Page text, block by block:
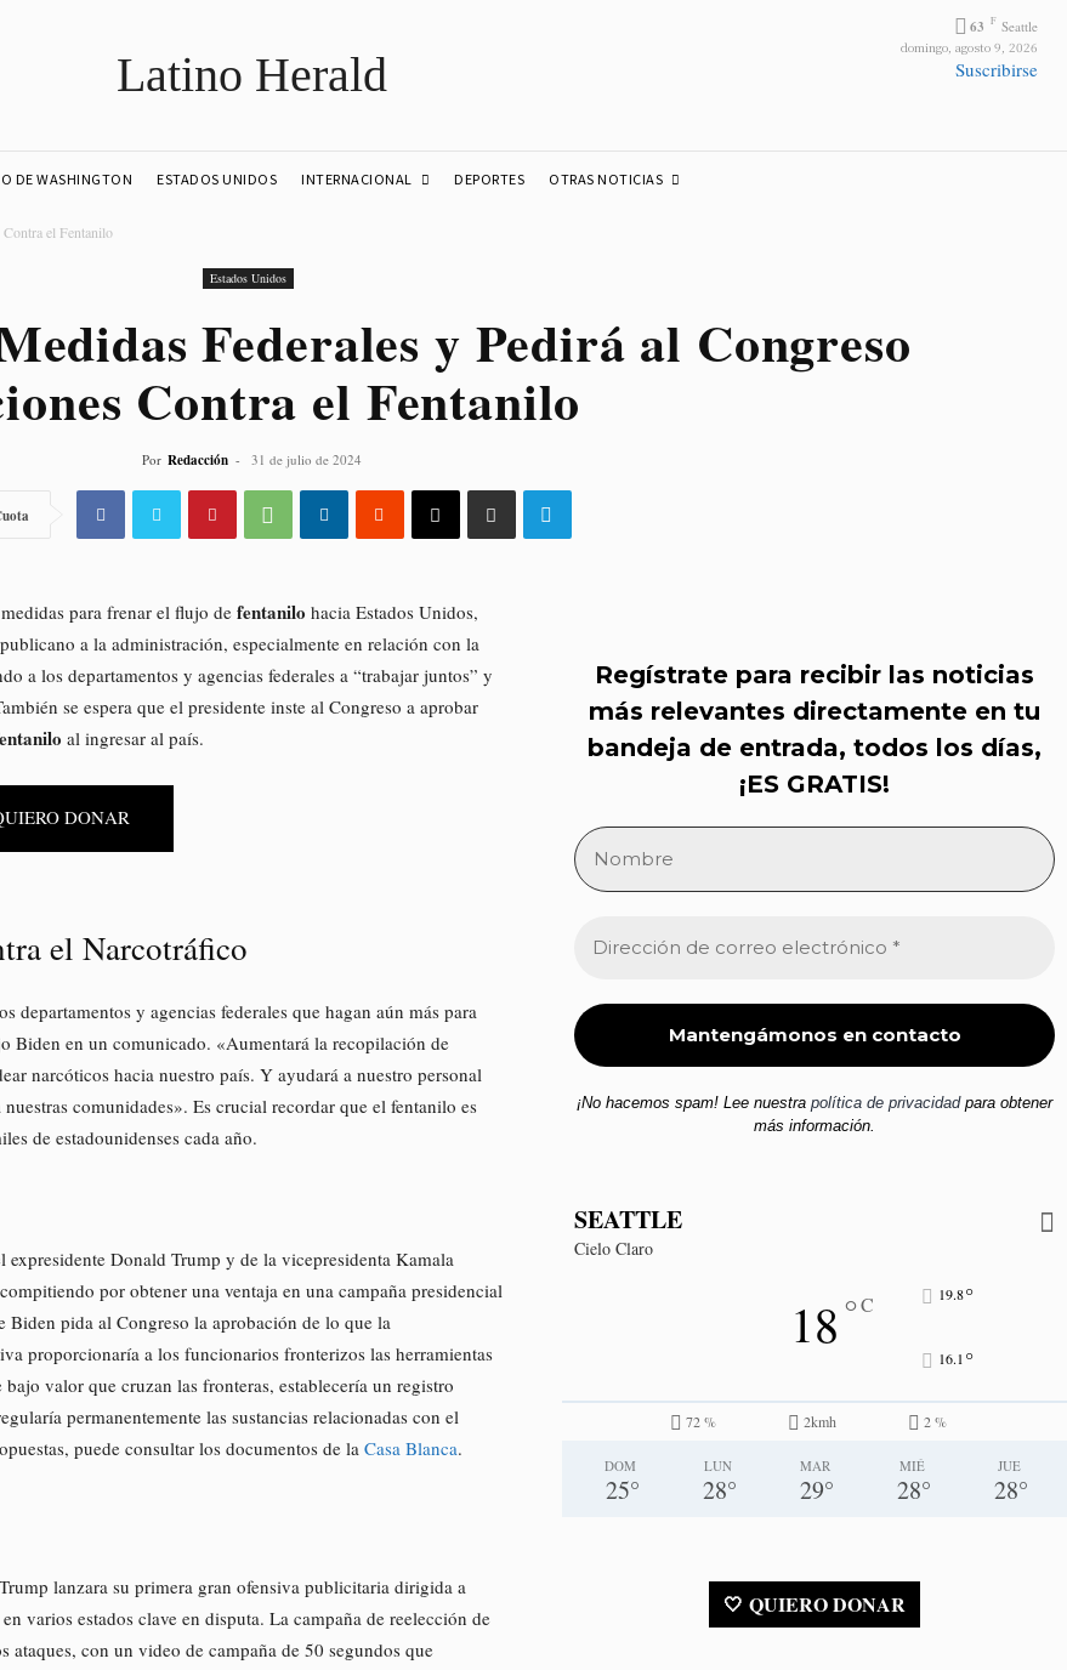
Latino Herald
63 F Seattle
domingo, agosto 9, 2026
Suscribirse
DE WASHINGTON ESTADOS UNIDOS INTERNACIONAL DEPORTES OTRAS NOTICIAS
el Fentanilo
Estados Unidos
Federales y Pedirá al Congreso
Contra el Fentanilo
Por Redacción - 31 de julio de 2024
para frenar el flujo de fentanilo hacia Estados Unidos,
a la administración, especialmente en relación con la
a los departamentos y agencias federales a “trabajar juntos” y
se espera que el presidente inste al Congreso a aprobar
al ingresar al país.
DONAR
el Narcotráfico
y agencias federales que hagan aún más para
Biden en un comunicado. «Aumentará la recopilación de
narcóticos hacia nuestro país. Y ayudará a nuestro personal
comunidades». Es crucial recordar que el fentanilo es
de estadounidenses cada año.
Donald Trump y de la vicepresidenta Kamala
por obtener una ventaja en una campaña presidencial
Biden pida al Congreso la aprobación de lo que la
proporcionaría a los funcionarios fronterizos las herramientas
valor que cruzan las fronteras, establecería un registro
permanentemente las sustancias relacionadas con el
puede consultar los documentos de la Casa Blanca.
lanzara su primera gran ofensiva publicitaria dirigida a
varios estados clave en disputa. La campaña de reelección de
con un video de campaña de 50 segundos que
Regístrate para recibir las noticias
más relevantes directamente en tu
bandeja de entrada, todos los días,
¡ES GRATIS!
¡No hacemos spam! Lee nuestra política de privacidadpara obtener
más información.
SEATTLE
Cielo Claro
18°C 19.8°
16.1°
72 % 2kmh 2 %
DOM
25°
LUN
28°
MAR
29°
MIÉ
28°
JUE
28°
🤍 QUIERO DONAR